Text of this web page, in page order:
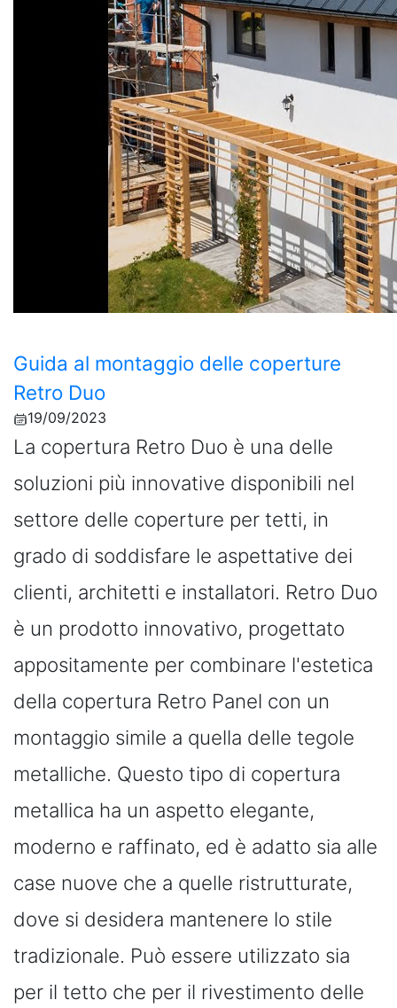
Guida al montaggio delle coperture
Retro Duo
19/09/2023
La copertura Retro Duo è una delle
soluzioni più innovative disponibili nel
settore delle coperture per tetti, in
grado di soddisfare le aspettative dei
clienti, architetti e installatori. Retro Duo
è un prodotto innovativo, progettato
appositamente per combinare l'estetica
della copertura Retro Panel con un
montaggio simile a quella delle tegole
metalliche. Questo tipo di copertura
metallica ha un aspetto elegante,
moderno e raffinato, ed è adatto sia alle
case nuove che a quelle ristrutturate,
dove si desidera mantenere lo stile
tradizionale. Può essere utilizzato sia
per il tetto che per il rivestimento delle